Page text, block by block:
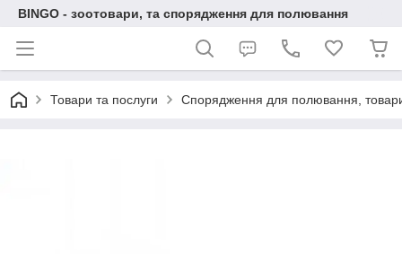
BINGO - зоотовари, та спорядження для полювання
Товари та послуги Спорядження для полювання,